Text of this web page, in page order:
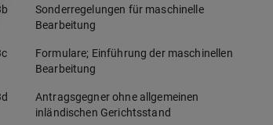
Sonderregelungen für maschinelle
Bearbeitung
Formulare; Einführung der maschinellen
Bearbeitung
Antragsgegner ohne allgemeinen
inländischen Gerichtsstand